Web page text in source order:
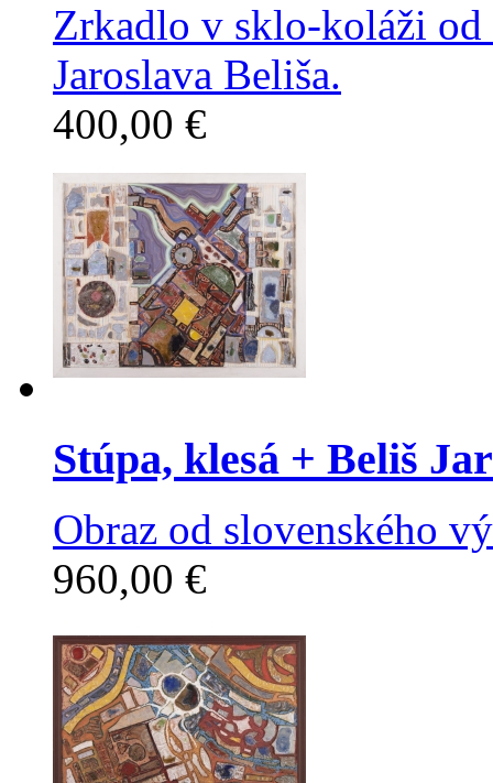
Zrkadlo v sklo-koláži
Jaroslava Beliša.
400,00 €
Stúpa, klesá + Beliš
Obraz od slovenského
960,00 €